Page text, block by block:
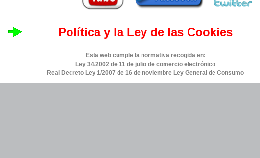
Política y la Ley de las Cookies
Esta web cumple la normativa recogida en:
Ley 34/2002 de 11 de julio de comercio electrónico
Real Decreto Ley 1/2007 de 16 de noviembre Ley General de Consumo